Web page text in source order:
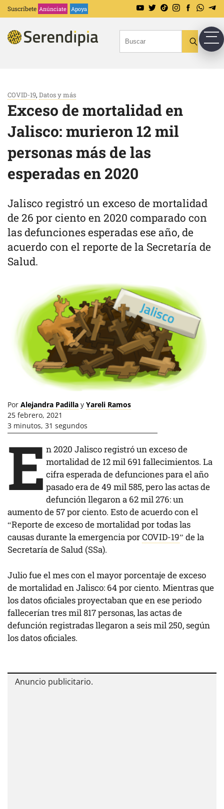
Suscríbete Anúnciate Apoya
COVID-19, Datos y más
Exceso de mortalidad en
Jalisco: murieron 12 mil
personas más de las
esperadas en 2020
Jalisco registró un exceso de mortalidad
de 26 por ciento en 2020 comparado con
las defunciones esperadas ese año, de
acuerdo con el reporte de la Secretaría de
Salud.
Por Alejandra Padilla y Yareli Ramos
25 febrero, 2021
3 minutos, 31 segundos
E n 2020 Jalisco registró un exceso de
mortalidad de 12 mil 691 fallecimientos. La
cifra esperada de defunciones para el año
pasado era de 49 mil 585, pero las actas de
defunción llegaron a 62 mil 276: un
aumento de 57 por ciento. Esto de acuerdo con el
“Reporte de exceso de mortalidad por todas las
causas durante la emergencia porCOVID-19” de la
Secretaría de Salud (SSa).
Julio fue el mes con el mayor porcentaje de exceso
de mortalidad en Jalisco: 64 por ciento. Mientras que
los datos oficiales proyectaban que en ese periodo
fallecerían tres mil 817 personas, las actas de
defunción registradas llegaron a seis mil 250, según
los datos oficiales.